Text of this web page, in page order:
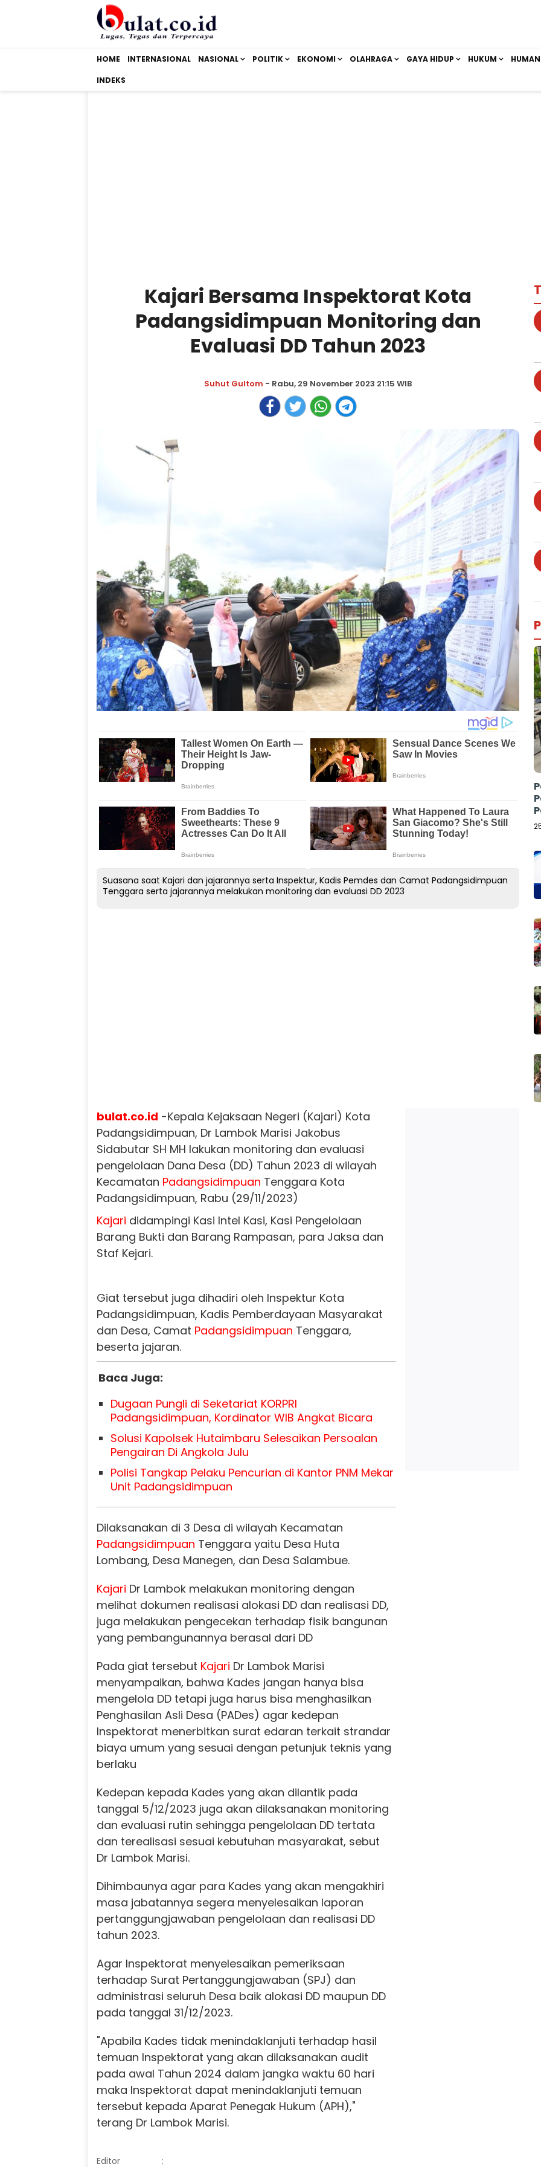
HOME INTERNASIONAL NASIONAL POLITIK EKONOMI OLAHRAGA GAYA HIDUP HUKUM
INDEKS
Kajari Bersama Inspektorat Kota
Padangsidimpuan Monitoring dan
Evaluasi DD Tahun 2023
Suhut Gultom - Rabu, 29 November 2023 21:15 WIB
Suasana saat Kajari dan jajarannya serta Inspektur, Kadis Pemdes dan Camat Padangsidimpuan
Tenggara serta jajarannya melakukan monitoring dan evaluasi DD 2023
bulat.co.id -Kepala Kejaksaan Negeri (Kajari) Kota
Padangsidimpuan, Dr Lambok Marisi Jakobus
Sidabutar SH MH lakukan monitoring dan evaluasi
pengelolaan Dana Desa (DD) Tahun 2023 di wilayah
Kecamatan Padangsidimpuan Tenggara Kota
Padangsidimpuan, Rabu (29/11/2023)
Kajari didampingi Kasi Intel Kasi, Kasi Pengelolaan
Barang Bukti dan Barang Rampasan, para Jaksa dan
Staf Kejari.
Giat tersebut juga dihadiri oleh Inspektur Kota
Padangsidimpuan, Kadis Pemberdayaan Masyarakat
dan Desa, Camat Padangsidimpuan Tenggara,
beserta jajaran.
Baca Juga:
Dugaan Pungli di Seketariat KORPRI
Padangsidimpuan, Kordinator WIB Angkat Bicara
Solusi Kapolsek Hutaimbaru Selesaikan Persoalan
Pengairan Di Angkola Julu
Polisi Tangkap Pelaku Pencurian di Kantor PNM Mekar
Unit Padangsidimpuan
Dilaksanakan di 3 Desa di wilayah Kecamatan
Padangsidimpuan Tenggara yaitu Desa Huta
Lombang, Desa Manegen, dan Desa Salambue.
Kajari Dr Lambok melakukan monitoring dengan
melihat dokumen realisasi alokasi DD dan realisasi DD,
juga melakukan pengecekan terhadap fisik bangunan
yang pembangunannya berasal dari DD
Pada giat tersebut Kajari Dr Lambok Marisi
menyampaikan, bahwa Kades jangan hanya bisa
mengelola DD tetapi juga harus bisa menghasilkan
Penghasilan Asli Desa (PADes) agar kedepan
Inspektorat menerbitkan surat edaran terkait strandar
biaya umum yang sesuai dengan petunjuk teknis yang
berlaku
Kedepan kepada Kades yang akan dilantik pada
tanggal 5/12/2023 juga akan dilaksanakan monitoring
dan evaluasi rutin sehingga pengelolaan DD tertata
dan terealisasi sesuai kebutuhan masyarakat, sebut
Dr Lambok Marisi.
Dihimbaunya agar para Kades yang akan mengakhiri
masa jabatannya segera menyelesaikan laporan
pertanggungjawaban pengelolaan dan realisasi DD
tahun 2023.
Agar Inspektorat menyelesaikan pemeriksaan
terhadap Surat Pertanggungjawaban (SPJ) dan
administrasi seluruh Desa baik alokasi DD maupun DD
pada tanggal 31/12/2023.
"Apabila Kades tidak menindaklanjuti terhadap hasil
temuan Inspektorat yang akan dilaksanakan audit
pada awal Tahun 2024 dalam jangka waktu 60 hari
maka Inspektorat dapat menindaklanjuti temuan
tersebut kepada Aparat Penegak Hukum (APH),"
terang Dr Lambok Marisi.
Editor :